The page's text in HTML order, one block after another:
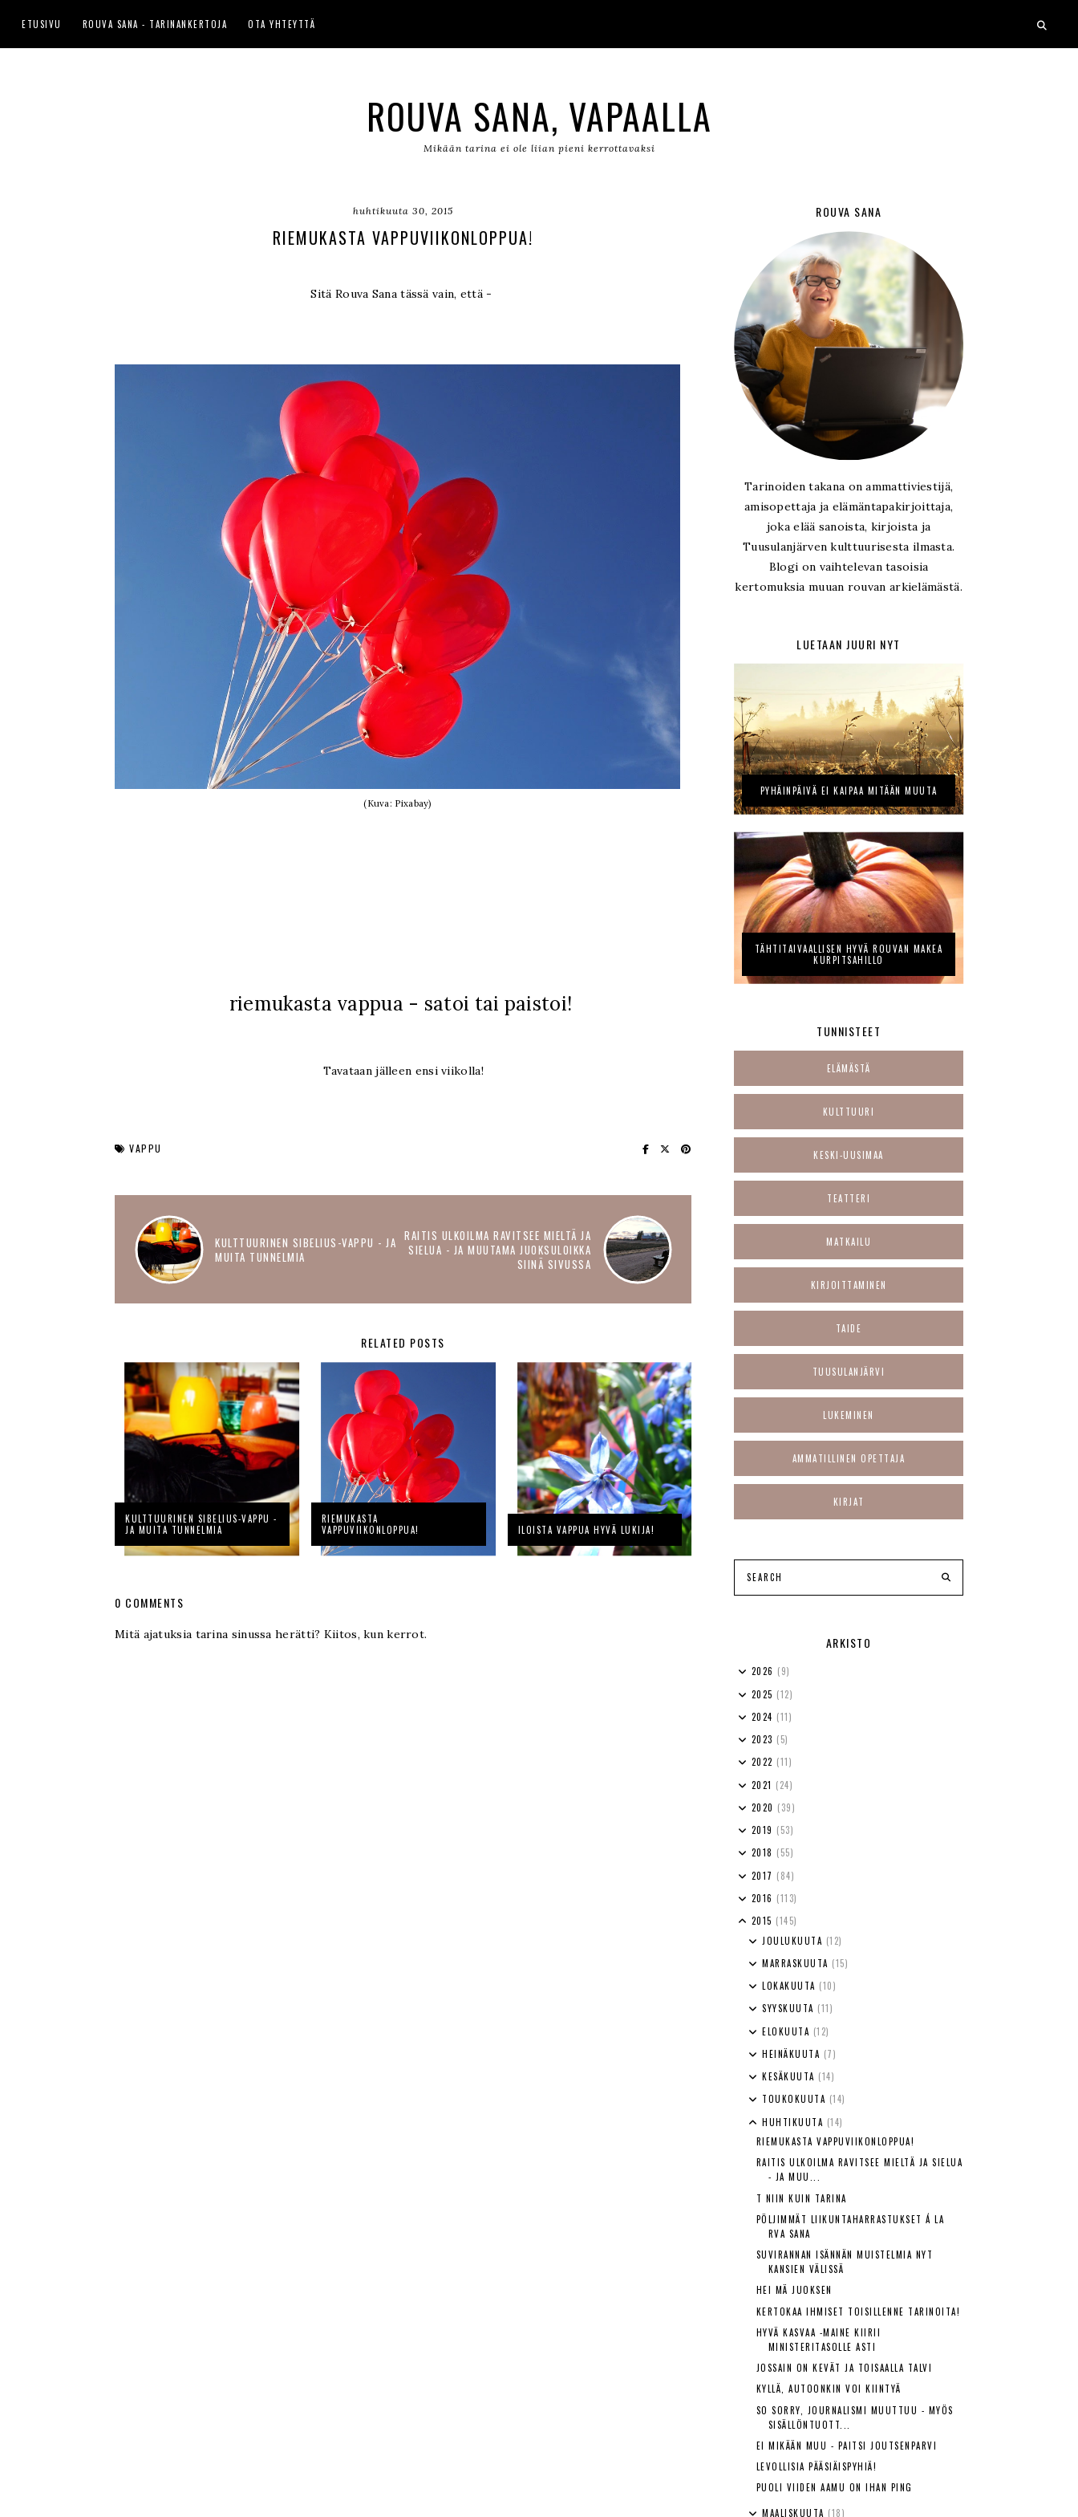
ETUSIVU ROUVA SANA - TARINANKERTOJA OTA YHTEYTTÄ
ROUVA SANA, VAPAALLA
Mikään tarina ei ole liian pieni kerrottavaksi
huhtikuuta 30, 2015
RIEMUKASTA VAPPUVIIKONLOPPUA!
Sitä Rouva Sana tässä vain, että -
(Kuva: Pixabay)
riemukasta vappua - satoi tai paistoi!
Tavataan jälleen ensi viikolla!
VAPPU
KULTTUURINEN SIBELIUS-VAPPU - JA
MUITA TUNNELMIA
RAITIS ULKOILMA RAVITSEE MIELTÄ JA
SIELUA - JA MUUTAMA JUOKSULOIKKA
SIINÄ SIVUSSA
RELATED POSTS
KULTTUURINEN SIBELIUS-VAPPU -
JA MUITA TUNNELMIA
RIEMUKASTA
VAPPUVIIKONLOPPUA!
ILOISTA VAPPUA HYVÄ LUKIJA!
0 COMMENTS
Mitä ajatuksia tarina sinussa herätti? Kiitos, kun kerrot.
ROUVA SANA
Tarinoiden takana on ammattiviestijä,
amisopettaja ja elämäntapakirjoittaja,
joka elää sanoista, kirjoista ja
Tuusulanjärven kulttuurisesta ilmasta.
Blogi on vaihtelevan tasoisia
kertomuksia muuan rouvan arkielämästä.
LUETAAN JUURI NYT
PYHÄINPÄIVÄ EI KAIPAA MITÄÄN MUUTA
TÄHTITAIVAALLISEN HYVÄ ROUVAN MAKEA
KURPITSAHILLO
TUNNISTEET
ELÄMÄSTÄ
KULTTUURI
KESKI-UUSIMAA
TEATTERI
MATKAILU
KIRJOITTAMINEN
TAIDE
TUUSULANJÄRVI
LUKEMINEN
AMMATILLINEN OPETTAJA
KIRJAT
ARKISTO
2026 (9)
2025 (12)
2024 (11)
2023 (5)
2022 (11)
2021 (24)
2020 (39)
2019 (53)
2018 (55)
2017 (84)
2016 (113)
2015 (145)
JOULUKUUTA (12)
MARRASKUUTA (15)
LOKAKUUTA (10)
SYYSKUUTA (11)
ELOKUUTA (12)
HEINÄKUUTA (7)
KESÄKUUTA (14)
TOUKOKUUTA (14)
HUHTIKUUTA (14)
RIEMUKASTA VAPPUVIIKONLOPPUA!
RAITIS ULKOILMA RAVITSEE MIELTÄ JA SIELUA
- JA MUU...
T NIIN KUIN TARINA
PÖLJIMMÄT LIIKUNTAHARRASTUKSET Á LA
RVA SANA
SUVIRANNAN ISÄNNÄN MUISTELMIA NYT
KANSIEN VÄLISSÄ
HEI MÄ JUOKSEN
KERTOKAA IHMISET TOISILLENNE TARINOITA!
HYVÄ KASVAA -MAINE KIIRII
MINISTERITASOLLE ASTI
JOSSAIN ON KEVÄT JA TOISAALLA TALVI
KYLLÄ, AUTOONKIN VOI KIINTYÄ
SO SORRY, JOURNALISMI MUUTTUU - MYÖS
SISÄLLÖNTUOTT...
EI MIKÄÄN MUU - PAITSI JOUTSENPARVI
LEVOLLISIA PÄÄSIÄISPYHIÄ!
PUOLI VIIDEN AAMU ON IHAN PING
MAALISKUUTA (18)